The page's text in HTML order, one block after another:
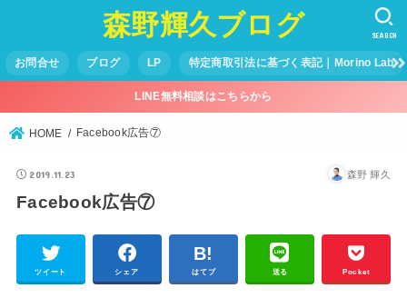
森野輝久ブログ
お問合せ ブログ LP 特定商取引法に基づく表記｜Morino Lab
SEARCH
LINE無料相談はこちらから
HOME Facebook広告⑦
2019.11.23 森野 輝久
Facebook広告⑦
ツイート シェア はてブ 送る Pocket